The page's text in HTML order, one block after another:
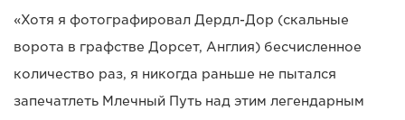
«Хотя я фотографировал Дердл-Дор (скальные
ворота в графстве Дорсет, Англия) бесчисленное
количество раз, я никогда раньше не пытался
запечатлеть Млечный Путь над этим легендарным